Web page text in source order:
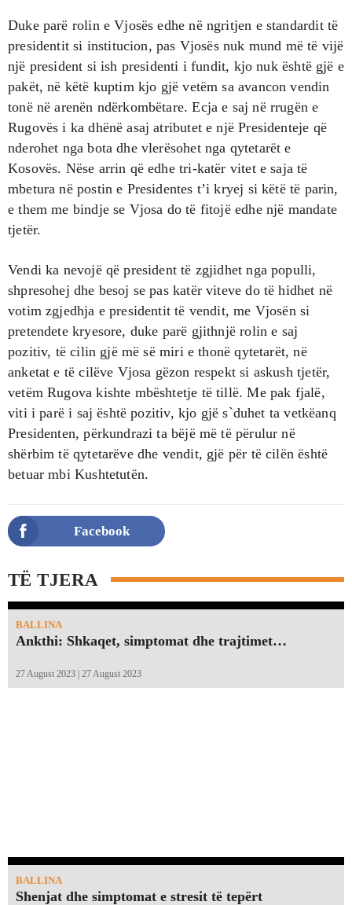
Duke parë rolin e Vjosës edhe në ngritjen e standardit të
presidentit si institucion, pas Vjosës nuk mund më të vijë
një president si ish presidenti i fundit, kjo nuk është gjë e
pakët, në këtë kuptim kjo gjë vetëm sa avancon vendin
tonë në arenën ndërkombëtare. Ecja e saj në rrugën e
Rugovës i ka dhënë asaj atributet e një Presidenteje që
nderohet nga bota dhe vlerësohet nga qytetarët e
Kosovës. Nëse arrin që edhe tri-katër vitet e saja të
mbetura në postin e Presidentes t’i kryej si këtë të parin,
e them me bindje se Vjosa do të fitojë edhe një mandate
tjetër.
Vendi ka nevojë që president të zgjidhet nga populli,
shpresohej dhe besoj se pas katër viteve do të hidhet në
votim zgjedhja e presidentit të vendit, me Vjosën si
pretendete kryesore, duke parë gjithnjë rolin e saj
pozitiv, të cilin gjë më së miri e thonë qytetarët, në
anketat e të cilëve Vjosa gëzon respekt si askush tjetër,
vetëm Rugova kishte mbështetje të tillë. Me pak fjalë,
viti i parë i saj është pozitiv, kjo gjë s`duhet ta vetkëanq
Presidenten, përkundrazi ta bëjë më të përulur në
shërbim të qytetarëve dhe vendit, gjë për të cilën është
betuar mbi Kushtetutën.
Facebook
TË TJERA
BALLINA
Ankthi: Shkaqet, simptomat dhe trajtimet…
27 August 2023 | 27 August 2023
BALLINA
Shenjat dhe simptomat e stresit të tepërt